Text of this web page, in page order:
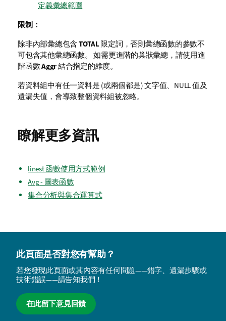
定義彙總範圍
限制：
除非內部彙總包含 TOTAL限定詞，否則彙總函數的參數不
可包含其他彙總函數。 如需更進階的巢狀彙總，請使用進
階函數Aggr結合指定的維度。
若資料組中有任一資料是 (或兩個都是) 文字值、 NULL值及
遺漏失值，會導致整個資料組被忽略。
瞭解更多資訊
linest 函數使用方式範例
Avg - 圖表函數
集合分析與集合運算式
此頁面是否對您有幫助？
若您發現此頁面或其內容有任何問題——錯字、遺漏步驟或
技術錯誤——請告知我們！
在此留下意見回饋